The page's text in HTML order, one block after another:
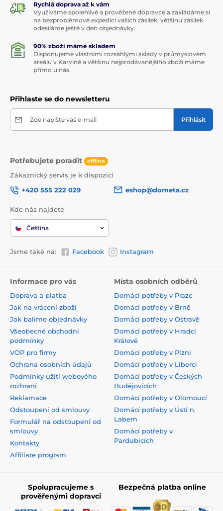
Rychlá doprava až k vám
Využíváme spolehlivé a prověžené dopravce a zakládáme si
na bezproblémové expedici vašich zásilek, většinu zásilek
odesíláme ještě v den objednávky.
90% zboží máme skladem
Disponujeme vlastními rozsáhlými sklady v průmyslovém
areálu v Karviné a většinu nejprodávanějšího zboží máme
přímo u nás.
Přihlaste se do newsletteru
Zde napište váš e-mail Přihlásit
Potřebujete poradit offline
Zákaznický servis je k dispozici
+420 555 222 029
eshop@dometa.cz
Kde nás najdete
Čeština
Jsme také na: Facebook Instagram
Informace pro vás
Doprava a platba
Jak na vrácení zboží
Jak balíme objednávky
Všeobecné obchodní
podmínky
VOP pro firmy
Ochrana osobních údajů
Podmínky užití webového
rozhraní
Reklamace
Odstoupení od smlouvy
Formulář na odstoupení od
smlouvy
Kontakty
Affiliate program
Místa osobních odběrů
Domácí potřeby v Praze
Domácí potřeby v Brně
Domácí potřeby v Ostravě
Domácí potřeby v Hradci
Králové
Domácí potřeby v Plzni
Domácí potřeby v Liberci
Domácí potřeby v Českých
Budějovicích
Domácí potřeby v Olomoucí
Domácí potřeby v Ústí n.
Labem
Domácí potřeby v
Pardubicích
Spolupracujeme s
prověřenými dopravci
Bezpečná platba online